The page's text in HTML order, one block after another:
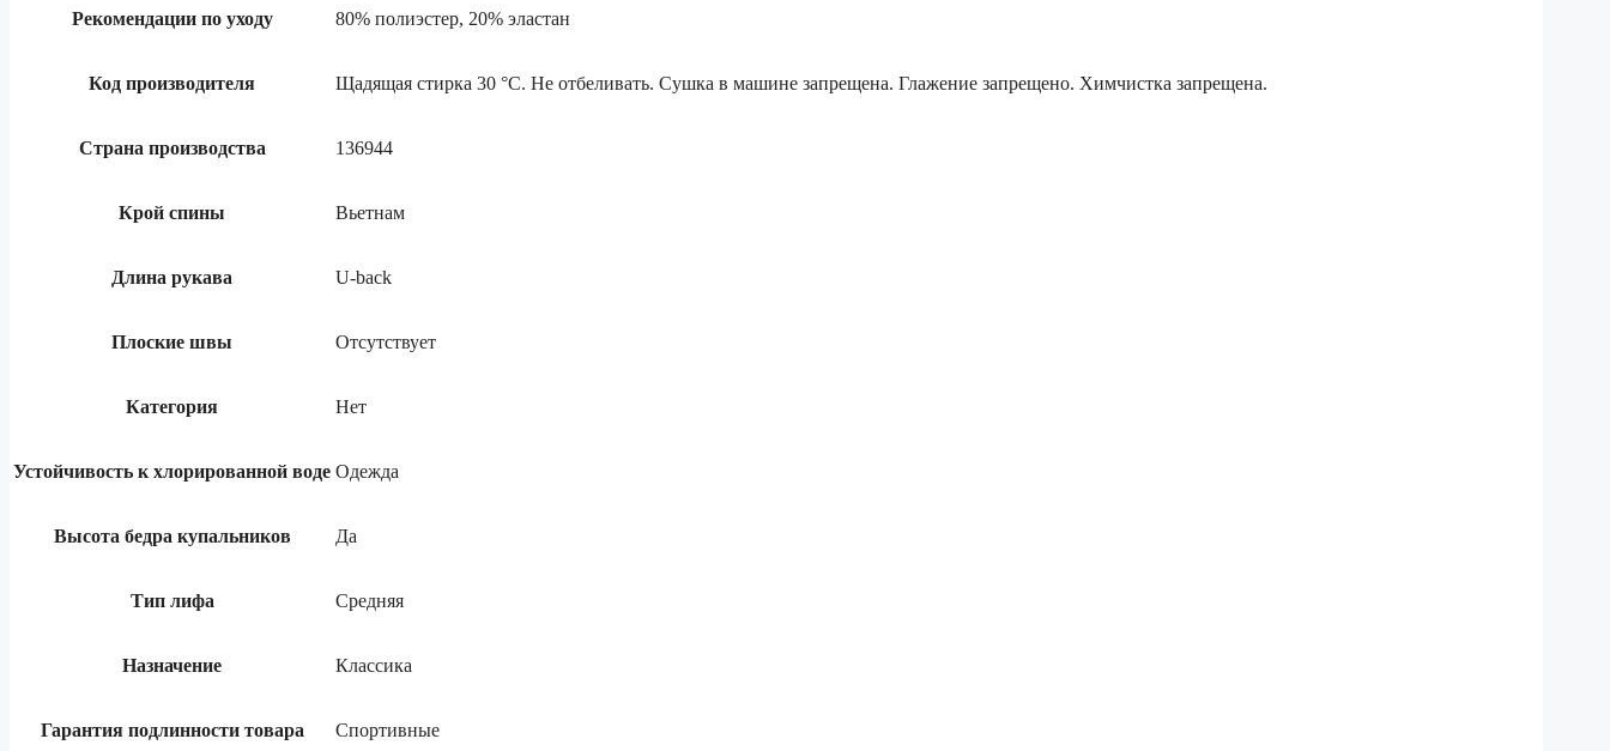
Рекомендации по уходу 80% полиэстер, 20% эластан
Код производителя Щадящая стирка 30 °C. Не отбеливать. Сушка в машине запрещена. Глажение запрещено. Химчистка запрещена.
Страна производства 136944
Крой спины Вьетнам
Длина рукава U-back
Плоские швы Отсутствует
Категория Нет
Устойчивость к хлорированной воде Одежда
Высота бедра купальников Да
Тип лифа​ Средняя
Назначение Классика
Гарантия подлинности товара Спортивные